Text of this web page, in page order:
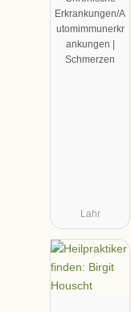
Erkrankungen/A
utomimmunerkr
ankungen |
Schmerzen
Lahr